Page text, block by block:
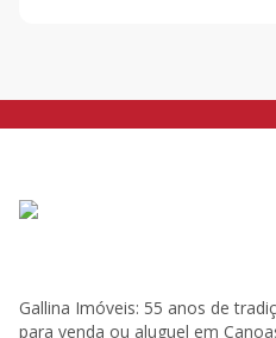
Gallina Imóveis: 55 anos de
para venda ou aluguel em